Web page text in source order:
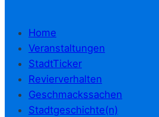
Home
Veranstaltungen
StadtTicker
Revierverhalten
Geschmackssachen
Stadtgeschichte(n)